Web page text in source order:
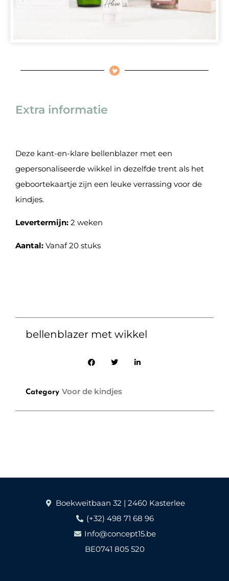
Extra informatie
Deze kant-en-klare bellenblazer met een
gepersonaliseerde wikkel in dezelfde trent als het
geboortekaartje zijn een leuke verrassing voor de
kindjes.
Levertermijn: 2 weken
Aantal: Vanaf 20 stuks
bellenblazer met wikkel
Category Voor de kindjes
Boekweitbaan 32 | 2460 Kasterlee
(+32) 498 71 68 96
Info@concept15.be
BE0741 805 520